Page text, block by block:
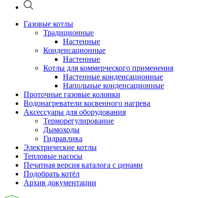
Газовые котлы
Традиционные
Настенные
Конденсационные
Настенные
Котлы для коммерческого применения
Настенные конденсационные
Напольные конденсационные
Проточные газовые колонки
Водонагреватели косвенного нагрева
Аксессуары для оборудования
Терморегулирование
Дымоходы
Гидравлика
Электрические котлы
Тепловые насосы
Печатная версия каталога с ценами
Подобрать котёл
Архив документации